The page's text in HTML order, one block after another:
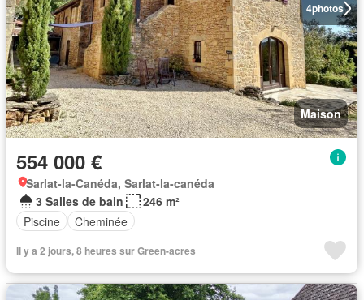
4photos
Maison
554 000 €
Sarlat-la-Canéda, Sarlat-la-canéda
3 Salles de bain
246 m²
Piscine
Cheminée
Il y a 2 jours, 8 heures sur Green-acres